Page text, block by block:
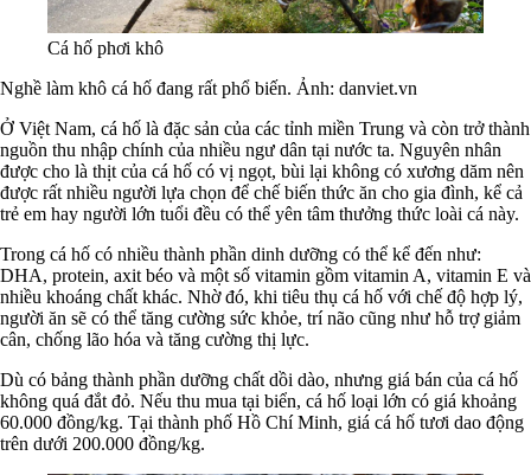
Cá hố phơi khô
Nghề làm khô cá hố đang rất phổ biến. Ảnh: danviet.vn
Ở Việt Nam, cá hố là đặc sản của các tỉnh miền Trung và còn trở thành
nguồn thu nhập chính của nhiều ngư dân tại nước ta. Nguyên nhân
được cho là thịt của cá hố có vị ngọt, bùi lại không có xương dăm nên
được rất nhiều người lựa chọn để chế biến thức ăn cho gia đình, kể cả
trẻ em hay người lớn tuổi đều có thể yên tâm thưởng thức loài cá này.
Trong cá hố có nhiều thành phần dinh dưỡng có thể kể đến như:
DHA, protein, axit béo và một số vitamin gồm vitamin A, vitamin E và
nhiều khoáng chất khác. Nhờ đó, khi tiêu thụ cá hố với chế độ hợp lý,
người ăn sẽ có thể tăng cường sức khỏe, trí não cũng như hỗ trợ giảm
cân, chống lão hóa và tăng cường thị lực.
Dù có bảng thành phần dưỡng chất dồi dào, nhưng giá bán của cá hố
không quá đắt đỏ. Nếu thu mua tại biển, cá hố loại lớn có giá khoảng
60.000 đồng/kg. Tại thành phố Hồ Chí Minh, giá cá hố tươi dao động
trên dưới 200.000 đồng/kg.